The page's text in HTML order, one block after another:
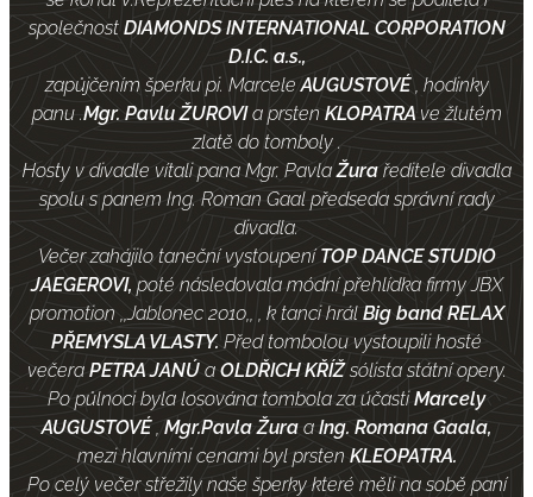
společnost DIAMONDS INTERNATIONAL CORPORATION
D.I.C. a.s.,
zapůjčením šperku pi. MarceleAUGUSTOVÉ, hodinky
panu .Mgr. PavluŽUROVIa prsten KLOPATRAve žlutém
zlatě do tomboly .
Hosty v divadle vítali pana Mgr. PavlaŽuraředitele divadla
spolu s panem Ing. Roman Gaal předseda správní rady
divadla.
Večer zahájilo taneční vystoupeníTOP DANCE STUDIO
JAEGEROVI, poté následovala módní přehlídka firmy JBX
promotion ,,Jablonec 2010,, , k tanci hrál Big band RELAX
PŘEMYSLA VLASTY. Před tombolou vystoupili hosté
večera PETRA JANÚa OLDŘICH KŘÍŽsólista státní opery.
Po půlnoci byla losována tombola za účastiMarcely
AUGUSTOVÉ, Mgr.Pavla Žura a Ing. Romana Gaala,
mezi hlavními cenami byl prsten KLEOPATRA.
Po celý večer střežily naše šperky které měli na sobě paní